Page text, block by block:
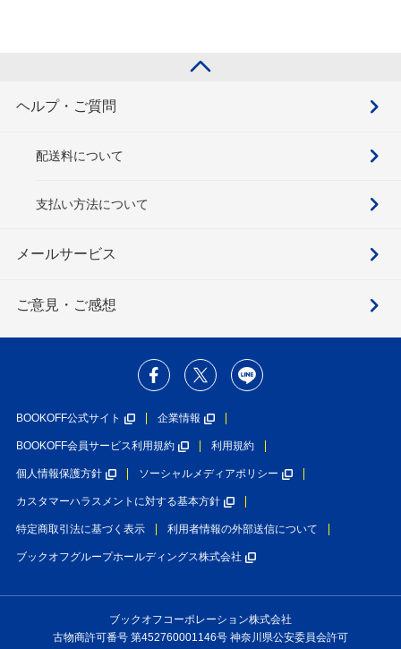
ヘルプ・ご質問
配送料について
支払い方法について
メールサービス
ご意見・ご感想
BOOKOFF公式サイト 企業情報
BOOKOFF会員サービス利用規約 利用規約
個人情報保護方針 ソーシャルメディアポリシー
カスタマーハラスメントに対する基本方針
特定商取引法に基づく表示 利用者情報の外部送信について
ブックオフグループホールディングス株式会社
ブックオフコーポレーション株式会社
古物商許可番号 第452760001146号 神奈川県公安委員会許可